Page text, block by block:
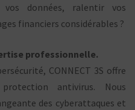
données, ralentir vos
financiers considérables ?
professionnelle.
CONNECT 3S offre
antivirus. Nous
des cyberattaques et